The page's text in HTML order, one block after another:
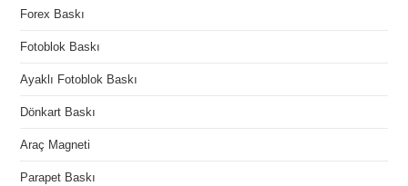
Forex Baskı
Fotoblok Baskı
Ayaklı Fotoblok Baskı
Dönkart Baskı
Araç Magneti
Parapet Baskı